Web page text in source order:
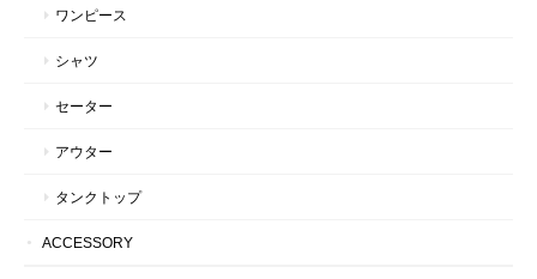
ワンピース
シャツ
セーター
アウター
タンクトップ
ACCESSORY